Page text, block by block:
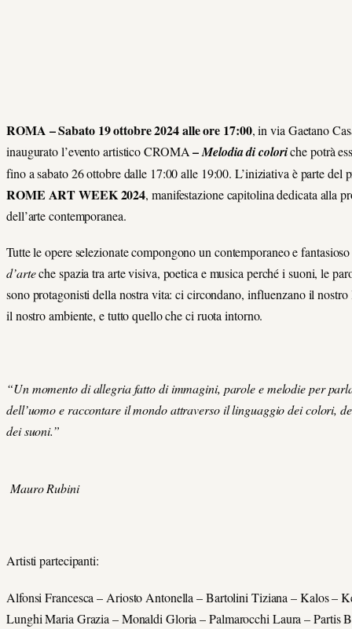
ROMA – Sabato 19 ottobre 2024 alle ore 17:00, in via Gaetano
inaugurato l’evento artisticoCROMA–Melodia di coloriche potrà
fino a sabato 26 ottobre dalle 17:00 alle 19:00. L’iniziativa è parte del
ROME ART WEEK 2024, manifestazione capitolina dedicata alla
dell’arte contemporanea.
Tutte le opere selezionate compongono un contemporaneo e
d’arteche spazia tra arte visiva, poetica e musica perché i suoni, le
sono protagonisti della nostra vita: ci circondano, influenzano il
il nostro ambiente, e tutto quello che ci ruota intorno.
“Un momento di allegria fatto di immagini, parole e melodie per
dell’uomo e raccontare il mondo attraverso il linguaggio dei colori,
dei suoni.”
Mauro Rubini
Artisti partecipanti:
Alfonsi Francesca – Ariosto Antonella – Bartolini Tiziana – Kalos –
Lunghi Maria Grazia – Monaldi Gloria – Palmarocchi Laura – Partis